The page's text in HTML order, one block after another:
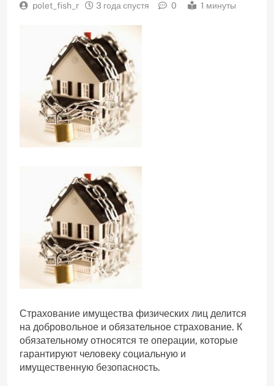
polet_fish_r 3 года спустя 0 1 минуты
Страхование имущества физических лиц делится
на добровольное и обязательное страхование. К
обязательному относятся те операции, которые
гарантируют человеку социальную и
имущественную безопасность.